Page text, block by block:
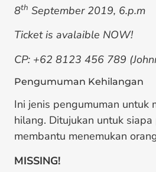
8th September 2019, 6.p.m
Ticket is avalaible NOW!
CP: +62 8123 456 789
Pengumuman Kehilangan
Ini jenis pengumuman untuk
hilang. Ditujukan untuk
membantu menemukan
MISSING!